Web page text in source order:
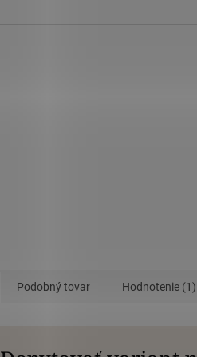
Podobný tovar Hodnotenie (1)